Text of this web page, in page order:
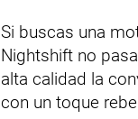
Si buscas una
Nightshift no
alta calidad la
con un toque